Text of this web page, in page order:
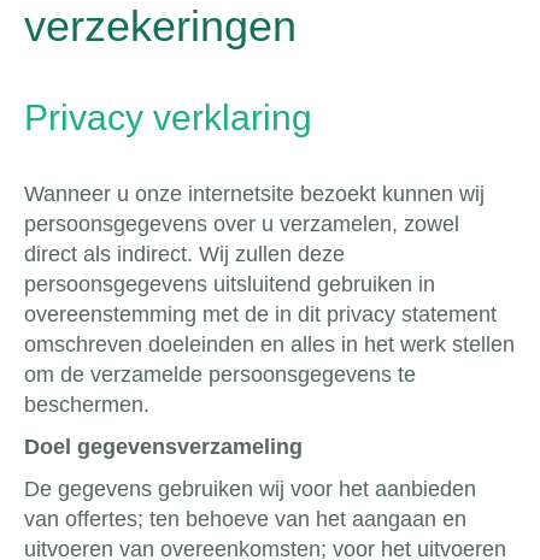
verzekeringen
Privacy verklaring
Wanneer u onze internetsite bezoekt kunnen wij
persoonsgegevens over u verzamelen, zowel
direct als indirect. Wij zullen deze
persoonsgegevens uitsluitend gebruiken in
overeenstemming met de in dit privacy statement
omschreven doeleinden en alles in het werk stellen
om de verzamelde persoonsgegevens te
beschermen.
Doel gegevensverzameling
De gegevens gebruiken wij voor het aanbieden
van offertes; ten behoeve van het aangaan en
uitvoeren van overeenkomsten; voor het uitvoeren